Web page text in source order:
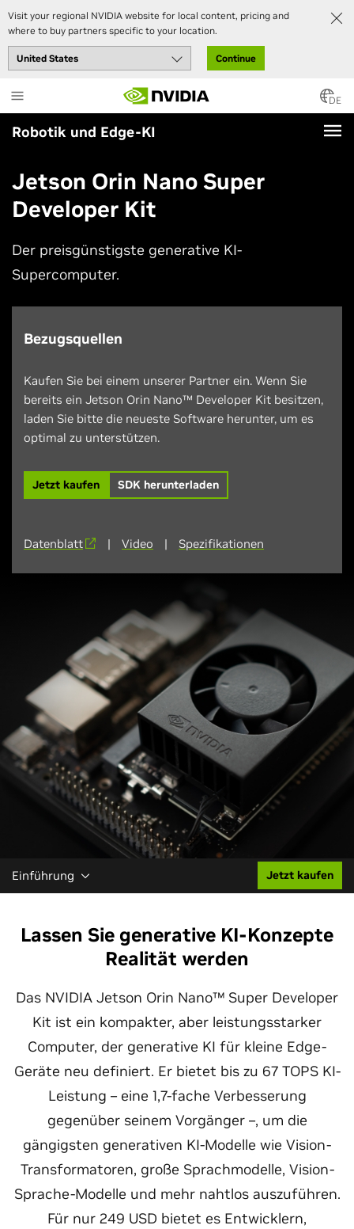
Visit your regional NVIDIA website for local content, pricing and
where to buy partners specific to your location.
Continue
to
main
content
DE
Robotik und Edge-KI
Jetson Orin Nano Super
Developer Kit
Der preisgünstigste generative KI-
Supercomputer.
Bezugsquellen
Kaufen Sie bei einem unserer Partner ein. Wenn Sie
bereits ein Jetson Orin Nano™ Developer Kit besitzen,
laden Sie bitte die neueste Software herunter, um es
optimal zu unterstützen.
Jetzt kaufen SDK herunterladen
Datenblatt | Video | Spezifikationen
Einführung Jetzt kaufen
Lassen Sie generative KI-Konzepte
Realität werden
Das NVIDIA Jetson Orin Nano™ Super Developer
Kit ist ein kompakter, aber leistungsstarker
Computer, der generative KI für kleine Edge-
Geräte neu definiert. Er bietet bis zu 67 TOPS KI-
Leistung – eine 1,7-fache Verbesserung
gegenüber seinem Vorgänger –, um die
gängigsten generativen KI-Modelle wie Vision-
Transformatoren, große Sprachmodelle, Vision-
Sprache-Modelle und mehr nahtlos auszuführen.
Für nur 249 USD bietet es Entwicklern,